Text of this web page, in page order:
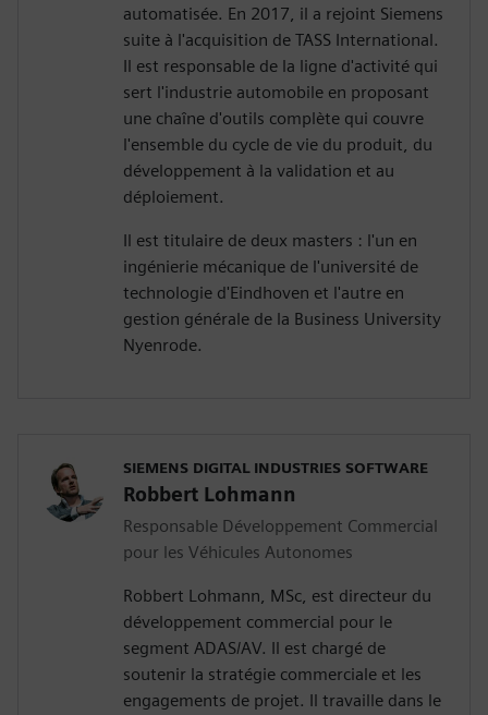
automatisée. En 2017, il a rejoint Siemens
suite à l'acquisition de TASS International.
Il est responsable de la ligne d'activité qui
sert l'industrie automobile en proposant
une chaîne d'outils complète qui couvre
l'ensemble du cycle de vie du produit, du
développement à la validation et au
déploiement.
Il est titulaire de deux masters : l'un en
ingénierie mécanique de l'université de
technologie d'Eindhoven et l'autre en
gestion générale de la Business University
Nyenrode.
SIEMENS DIGITAL INDUSTRIES SOFTWARE
Robbert Lohmann
Responsable Développement Commercial
pour les Véhicules Autonomes
Robbert Lohmann, MSc, est directeur du
développement commercial pour le
segment ADAS/AV. Il est chargé de
soutenir la stratégie commerciale et les
engagements de projet. Il travaille dans le